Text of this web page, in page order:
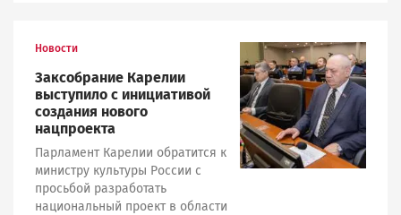
Новости
Заксобрание Карелии
выступило с инициативой
создания нового
нацпроекта
Парламент Карелии обратится к
министру культуры России с
просьбой разработать
национальный проект в области
Image